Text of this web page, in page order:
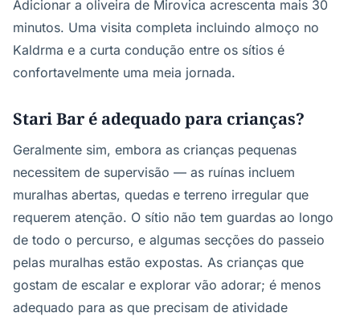
Adicionar a oliveira de Mirovica acrescenta mais 30
minutos. Uma visita completa incluindo almoço no
Kaldrma e a curta condução entre os sítios é
confortavelmente uma meia jornada.
Stari Bar é adequado para crianças?
Geralmente sim, embora as crianças pequenas
necessitem de supervisão — as ruínas incluem
muralhas abertas, quedas e terreno irregular que
requerem atenção. O sítio não tem guardas ao longo
de todo o percurso, e algumas secções do passeio
pelas muralhas estão expostas. As crianças que
gostam de escalar e explorar vão adorar; é menos
adequado para as que precisam de atividade